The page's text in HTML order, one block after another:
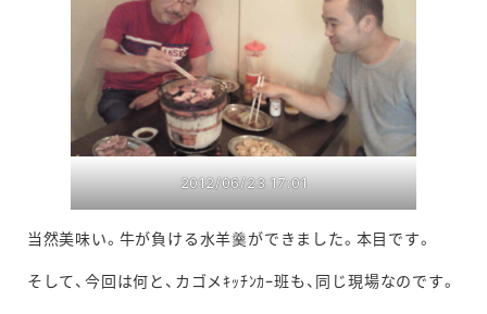
2012/06/23 17:01
当然美味い。牛が負ける水羊羹ができました。本目です。
そして、今回は何と、カゴメｷｯﾁﾝｶｰ班も、同じ現場なのです。